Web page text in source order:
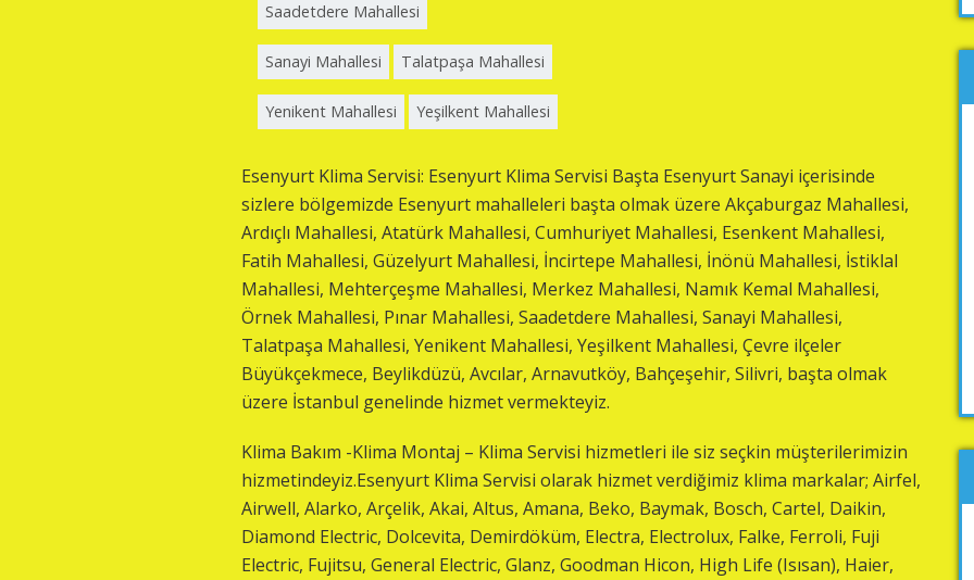
Saadetdere Mahallesi
Sanayi Mahallesi Talatpaşa Mahallesi
Yenikent Mahallesi Yeşilkent Mahallesi
Esenyurt Klima Servisi: Esenyurt Klima Servisi Başta Esenyurt Sanayi içerisinde
sizlere bölgemizde Esenyurt mahalleleri başta olmak üzere Akçaburgaz Mahallesi,
Ardıçlı Mahallesi, Atatürk Mahallesi, Cumhuriyet Mahallesi, Esenkent Mahallesi,
Fatih Mahallesi, Güzelyurt Mahallesi, İncirtepe Mahallesi, İnönü Mahallesi, İstiklal
Mahallesi, Mehterçeşme Mahallesi, Merkez Mahallesi, Namık Kemal Mahallesi,
Örnek Mahallesi, Pınar Mahallesi, Saadetdere Mahallesi, Sanayi Mahallesi,
Talatpaşa Mahallesi, Yenikent Mahallesi, Yeşilkent Mahallesi, Çevre ilçeler
Büyükçekmece, Beylikdüzü, Avcılar, Arnavutköy, Bahçeşehir, Silivri, başta olmak
üzere İstanbul genelinde hizmet vermekteyiz.
Klima Bakım -Klima Montaj – Klima Servisi hizmetleri ile siz seçkin müşterilerimizin
hizmetindeyiz.Esenyurt Klima Servisi olarak hizmet verdiğimiz klima markalar; Airfel,
Airwell, Alarko, Arçelik, Akai, Altus, Amana, Beko, Baymak, Bosch, Cartel, Daikin,
Diamond Electric, Dolcevita, Demirdöküm, Electra, Electrolux, Falke, Ferroli, Fuji
Electric, Fujitsu, General Electric, Glanz, Goodman Hicon, High Life (Isısan), Haier,